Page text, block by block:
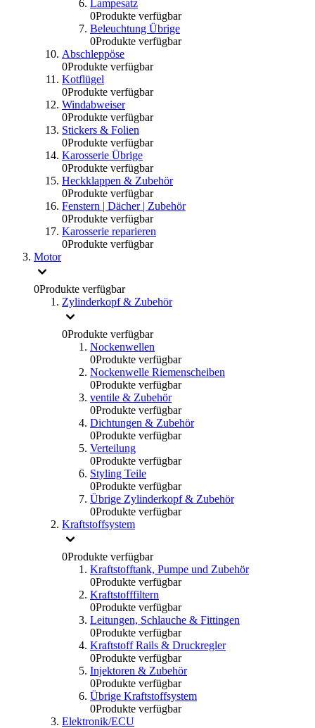
Lampesatz
0Produkte verfügbar
Beleuchtung Übrige
0Produkte verfügbar
Abschleppöse
0Produkte verfügbar
Kotflügel
0Produkte verfügbar
Windabweiser
0Produkte verfügbar
Stickers & Folien
0Produkte verfügbar
Karosserie Übrige
0Produkte verfügbar
Heckklappen & Zubehör
0Produkte verfügbar
Fenstern | Dächer | Zubehör
0Produkte verfügbar
Karosserie reparieren
0Produkte verfügbar
Motor
0Produkte verfügbar
Zylinderkopf & Zubehör
0Produkte verfügbar
Nockenwellen
0Produkte verfügbar
Nockenwelle Riemenscheiben
0Produkte verfügbar
ventile & Zubehör
0Produkte verfügbar
Dichtungen & Zubehör
0Produkte verfügbar
Verteilung
0Produkte verfügbar
Styling Teile
0Produkte verfügbar
Übrige Zylinderkopf & Zubehör
0Produkte verfügbar
Kraftstoffsystem
0Produkte verfügbar
Kraftstofftank, Pumpe und Zubehör
0Produkte verfügbar
Kraftstofffiltern
0Produkte verfügbar
Leitungen, Schlauche & Fittingen
0Produkte verfügbar
Kraftstoff Rails & Druckregler
0Produkte verfügbar
Injektoren & Zubehör
0Produkte verfügbar
Übrige Kraftstoffsystem
0Produkte verfügbar
Elektronik/ECU